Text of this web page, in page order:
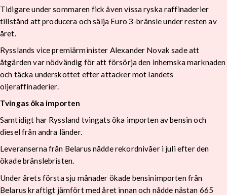
Tidigare under sommaren fick även vissa ryska raffinaderier
tillstånd att producera och sälja Euro 3-bränsle under resten av
året.
Rysslands vice premiärminister Alexander Novak sade att
åtgärden var nödvändig för att försörja den inhemska marknaden
och täcka underskottet efter attacker mot landets
oljeraffinaderier.
Tvingas öka importen
Samtidigt har Ryssland tvingats öka importen av bensin och
diesel från andra länder.
Leveranserna från Belarus nådde rekordnivåer i juli efter den
ökade bränslebristen.
Under årets första sju månader ökade bensinimporten från
Belarus kraftigt jämfört med året innan och nådde nästan 665